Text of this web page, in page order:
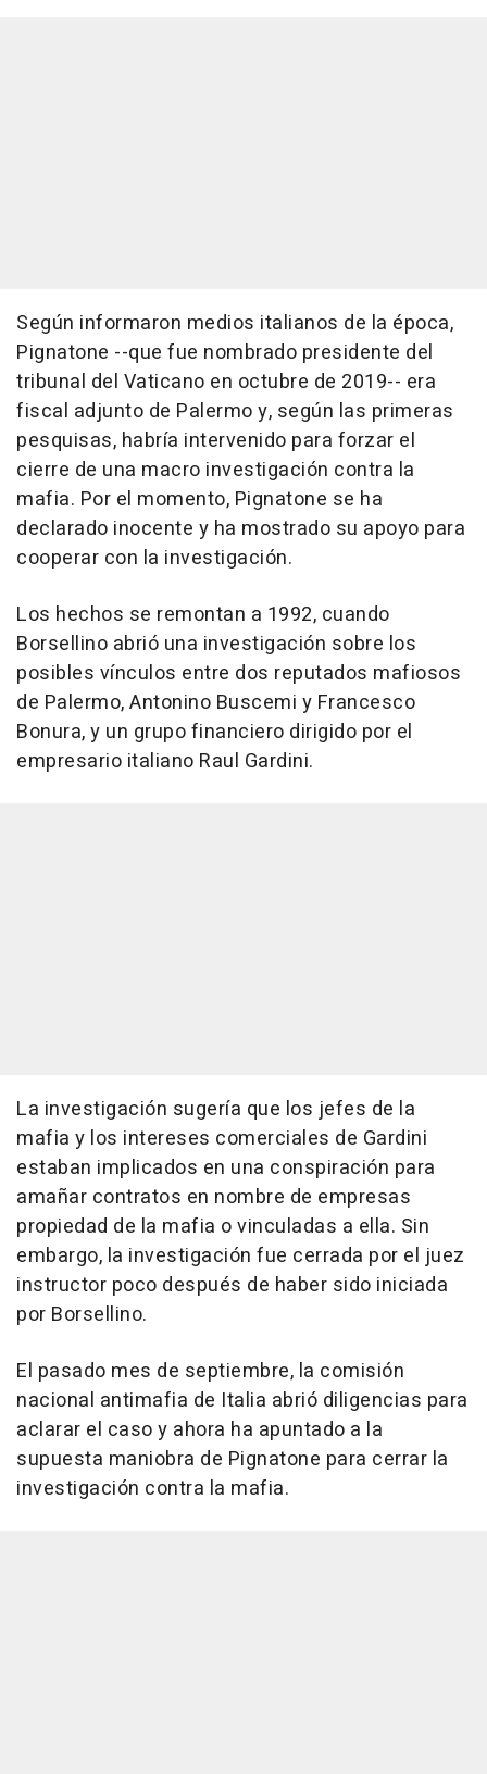
Según informaron medios italianos de la época,
Pignatone --que fue nombrado presidente del
tribunal del Vaticano en octubre de 2019-- era
fiscal adjunto de Palermo y, según las primeras
pesquisas, habría intervenido para forzar el
cierre de una macro investigación contra la
mafia. Por el momento, Pignatone se ha
declarado inocente y ha mostrado su apoyo para
cooperar con la investigación.
Los hechos se remontan a 1992, cuando
Borsellino abrió una investigación sobre los
posibles vínculos entre dos reputados mafiosos
de Palermo, Antonino Buscemi y Francesco
Bonura, y un grupo financiero dirigido por el
empresario italiano Raul Gardini.
La investigación sugería que los jefes de la
mafia y los intereses comerciales de Gardini
estaban implicados en una conspiración para
amañar contratos en nombre de empresas
propiedad de la mafia o vinculadas a ella. Sin
embargo, la investigación fue cerrada por el juez
instructor poco después de haber sido iniciada
por Borsellino.
El pasado mes de septiembre, la comisión
nacional antimafia de Italia abrió diligencias para
aclarar el caso y ahora ha apuntado a la
supuesta maniobra de Pignatone para cerrar la
investigación contra la mafia.